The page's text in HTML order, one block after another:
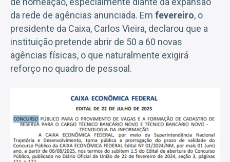
da rede de agências anunciada. Em fevereiro, o
presidente da Caixa, Carlos Vieira, declarou que a
instituição pretende abrir de 50 a 60 novas
agências físicas, o que naturalmente exigirá
reforço no quadro de pessoal.